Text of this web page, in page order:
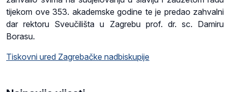
tijekom ove 353. akademske godine te je predao zahvalni
dar rektoru Sveučilišta u Zagrebu prof. dr. sc. Damiru
Borasu.
Tiskovni ured Zagrebačke nadbiskupije